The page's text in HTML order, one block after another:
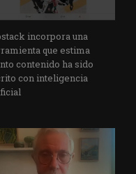
incorpora una
que estima
contenido ha sido
con inteligencia